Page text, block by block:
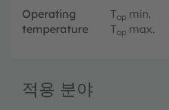
Operating
temperature
Top min.
Top max.
적용 분야